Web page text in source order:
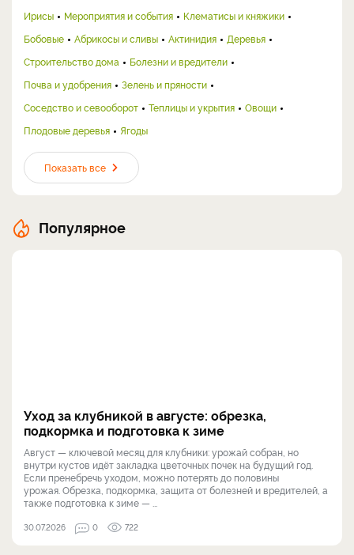
Ирисы
Мероприятия и события
Клематисы и княжики
Бобовые
Абрикосы и сливы Актинидия
Деревья
Строительство дома
Болезни и вредители
Почва и удобрения
Зелень и пряности
Соседство и севооборот
Теплицы и укрытия
Овощи
Плодовые деревья
Ягоды
Показать все
Популярное
Уход за клубникой в августе: обрезка,
подкормка и подготовка к зиме
Август — ключевой месяц для клубники: урожай собран, но
внутри кустов идёт закладка цветочных почек на будущий год.
Если пренебречь уходом, можно потерять до половины
урожая. Обрезка, подкормка, защита от болезней и вредителей, а
также подготовка к зиме — ...
30.07.2026 0 722